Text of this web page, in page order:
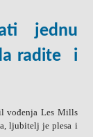
jednu
radite i
vođenja Les Mills
ljubitelj je plesa i